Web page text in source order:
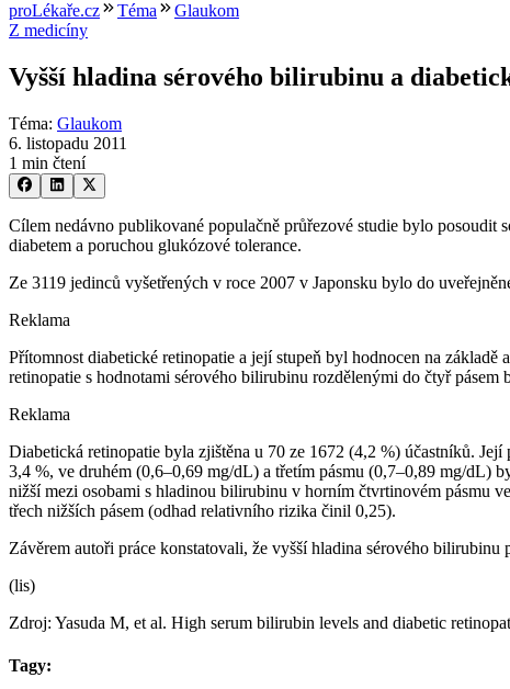
proLékaře.cz Téma
Glaukom
Z medicíny
Vyšší hladina sérového bilirubinu a
Téma: Glaukom
6. listopadu 2011
1 min čtení
Cílem nedávno publikované populačně průřezové studie bylo
diabetem a poruchou glukózové tolerance.
Ze 3119 jedinců vyšetřených v roce 2007 v Japonsku bylo do
Reklama
Přítomnost diabetické retinopatie a její stupeň byl hodnocen na
retinopatie s hodnotami sérového bilirubinu rozdělenými do čtyř
Reklama
Diabetická retinopatie byla zjištěna u 70 ze 1672 (4,2 %) účastníků.
3,4 %, ve druhém (0,6–0,69 mg⁠/⁠dL) a třetím pásmu (0,7–0,89 mg⁠/⁠dL)
nižší mezi osobami s hladinou bilirubinu v horním čtvrtinovém pásmu
třech nižších pásem (odhad relativního rizika činil 0,25).
Závěrem autoři práce konstatovali, že vyšší hladina sérového
(lis)
Zdroj: Yasuda M, et al. High serum bilirubin levels and diabetic
Tagy: